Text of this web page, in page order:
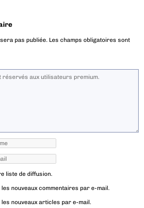
pas publiée. Les champs obligatoires sont
liste de diffusion.
nouveaux commentaires par e-mail.
nouveaux articles par e-mail.